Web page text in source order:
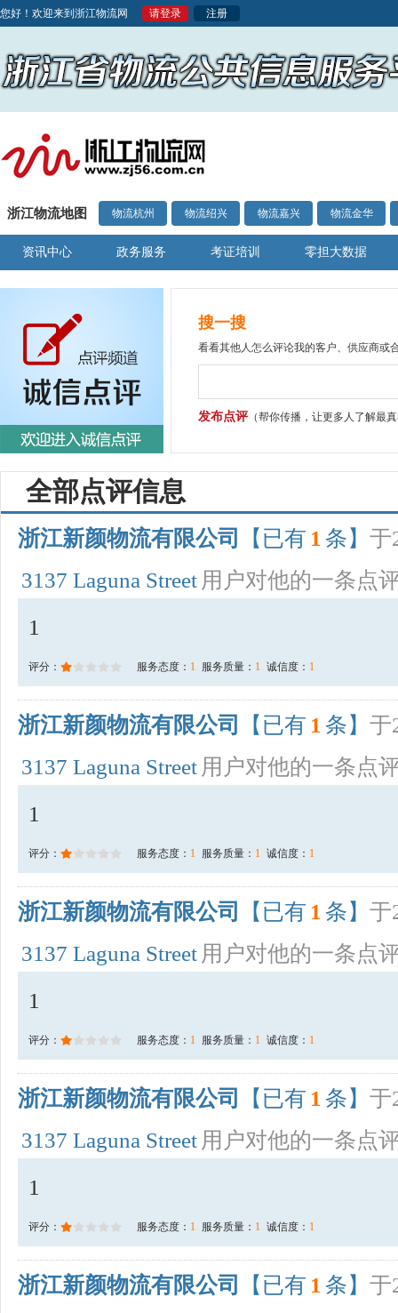
您好！欢迎来到浙江物流网 请登录 注册
浙江物流地图 物流杭州 物流绍兴 物流嘉兴 物流金华
资讯中心 政务服务 考证培训 零担大数据
搜一搜
看看其他人怎么评论我的客户、供应商或
发布点评（帮你传播，让更多人了解最
全部点评信息
浙江新颜物流有限公司 【已有 1 条】 于
3137 Laguna Street 用户对他的一条点
1
评分： 服务态度： 1 服务质量： 1 诚信度： 1
浙江新颜物流有限公司 【已有 1 条】 于
3137 Laguna Street 用户对他的一条点
1
评分： 服务态度： 1 服务质量： 1 诚信度： 1
浙江新颜物流有限公司 【已有 1 条】 于
3137 Laguna Street 用户对他的一条点
1
评分： 服务态度： 1 服务质量： 1 诚信度： 1
浙江新颜物流有限公司 【已有 1 条】 于
3137 Laguna Street 用户对他的一条点
1
评分： 服务态度： 1 服务质量： 1 诚信度： 1
浙江新颜物流有限公司 【已有 1 条】 于